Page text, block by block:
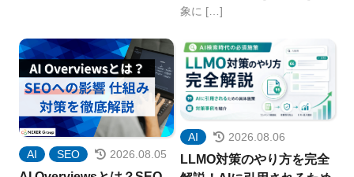
象に […]
AI SEO 2026.08.05
AI 2026.08.06
LLMO対策のやり方を完全